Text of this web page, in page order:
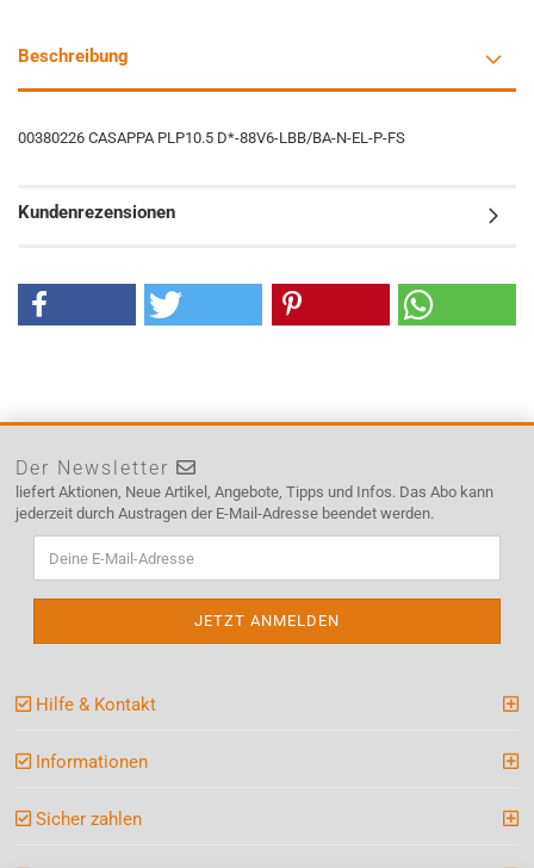
Beschreibung
00380226 CASAPPA PLP10.5 D*-88V6-LBB/BA-N-EL-P-FS
Kundenrezensionen
Der Newsletter
liefert Aktionen, Neue Artikel, Angebote, Tipps und Infos. Das Abo kann
jederzeit durch Austragen der E-Mail-Adresse beendet werden.
Hilfe & Kontakt
Informationen
Sicher zahlen